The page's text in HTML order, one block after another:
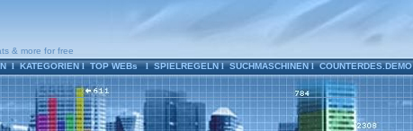
& more for free
lKATEGORIEN lTOP WEBs l SPIELREGELN l SUCHMASCHINEN l COUNTERDES.DEMO